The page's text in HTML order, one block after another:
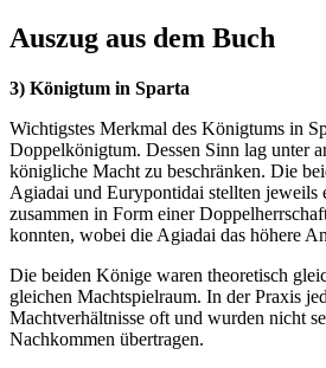
Auszug aus dem Buch
3) Königtum in Sparta
Wichtigstes Merkmal des Königtums in
Doppelkönigtum. Dessen Sinn lag unter
königliche Macht zu beschränken. Die
Agiadai und Eurypontidai stellten jeweils
zusammen in Form einer
konnten, wobei die Agiadai das höhere
Die beiden Könige waren theoretisch
gleichen Machtspielraum. In der Praxis
Machtverhältnisse oft und wurden nicht
Nachkommen übertragen.